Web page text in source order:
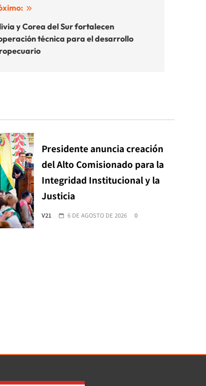
y Corea del Sur fortalecen
técnica para el desarrollo
Presidente anuncia creación
del Alto Comisionado para la
Integridad Institucional y la
Justicia
V21 6 DE AGOSTO DE 2026 0